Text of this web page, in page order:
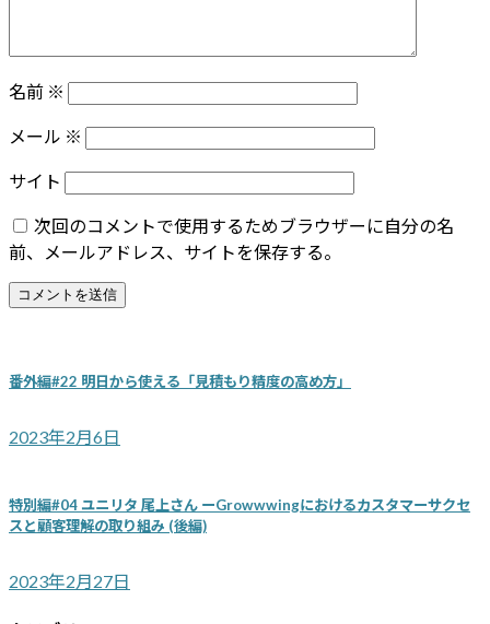
名前 ※
メール ※
サイト
次回のコメントで使用するためブラウザーに自分の名
前、メールアドレス、サイトを保存する。
番外編#22 明日から使える「見積もり精度の高め方」
2023年2月6日
特別編#04 ユニリタ 尾上さん ーGrowwwingにおけるカスタマーサクセ
スと顧客理解の取り組み (後編)
2023年2月27日